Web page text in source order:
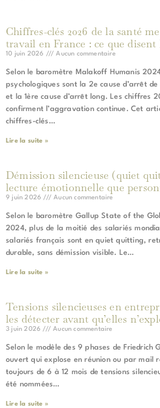
Chiffres-clés 2026 de la santé
travail en France : ce que disent
10 juin 2026 Aucun commentaire
Selon le baromètre Malakoff Humanis
psychologiques sont la 2e cause d’arrêt
et la 1ère cause d’arrêt long. Les chiffres
confirment l’aggravation continue. Cet
chiffres-clés…
Lire la suite »
Démission silencieuse (quiet
lecture émotionnelle que
9 juin 2026 Aucun commentaire
Selon le baromètre Gallup State of the
2024, plus de la moitié des salariés
salariés français sont en quiet quitting,
durable, sans démission visible. Le…
Lire la suite »
Tensions silencieuses en
les détecter avant qu’elles
3 juin 2026 Aucun commentaire
Selon le modèle des 9 phases de Friedrich
ouvert qui explose en réunion ou par mail
toujours de 6 à 12 mois de tensions
été nommées…
Lire la suite »